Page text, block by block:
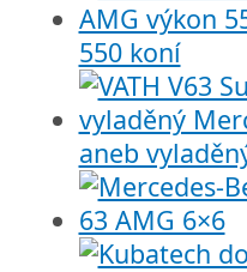
550 koní
aneb